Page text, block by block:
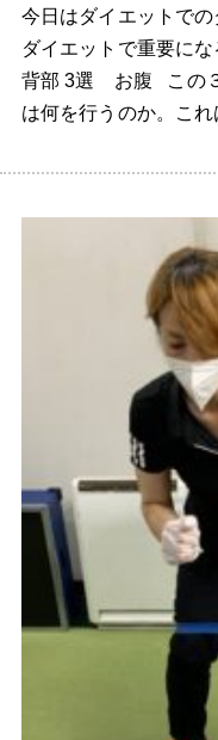
今日はダイエットでの
ダイエットで重要に
背部 3選 お腹 この
は何を行うのか。こ